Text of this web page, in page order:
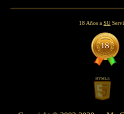
18 Años a SU